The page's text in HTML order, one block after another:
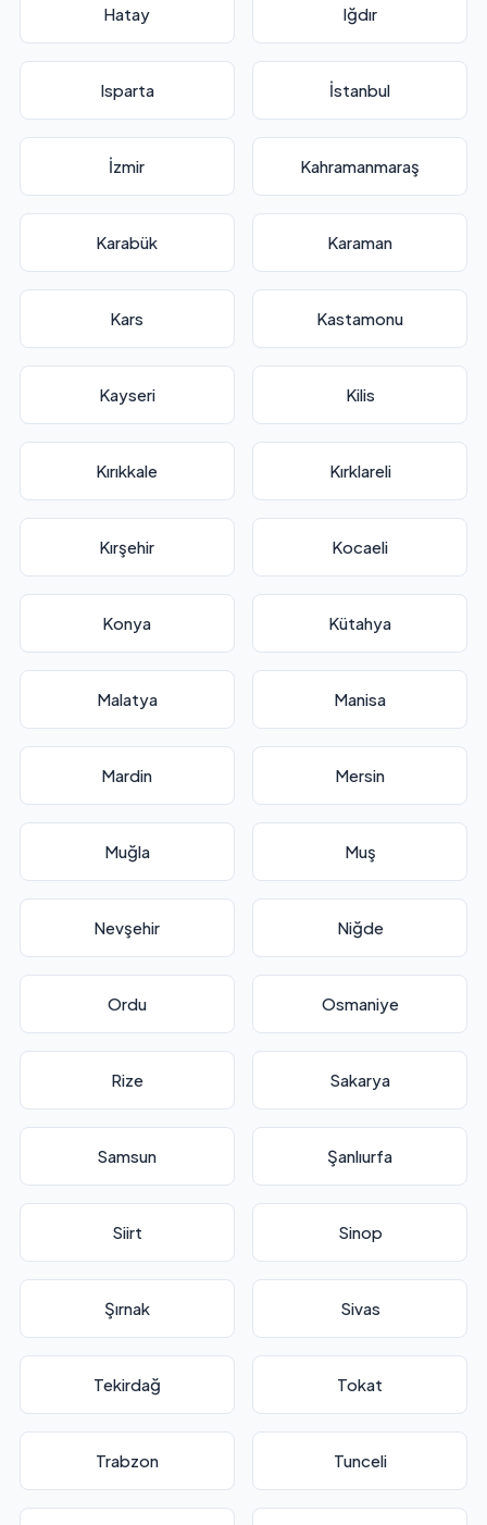
Hatay Iğdır
Isparta İstanbul
İzmir Kahramanmaraş
Karabük Karaman
Kars Kastamonu
Kayseri Kilis
Kırıkkale Kırklareli
Kırşehir Kocaeli
Konya Kütahya
Malatya Manisa
Mardin Mersin
Muğla Muş
Nevşehir Niğde
Ordu Osmaniye
Rize Sakarya
Samsun Şanlıurfa
Siirt Sinop
Şırnak Sivas
Tekirdağ Tokat
Trabzon Tunceli